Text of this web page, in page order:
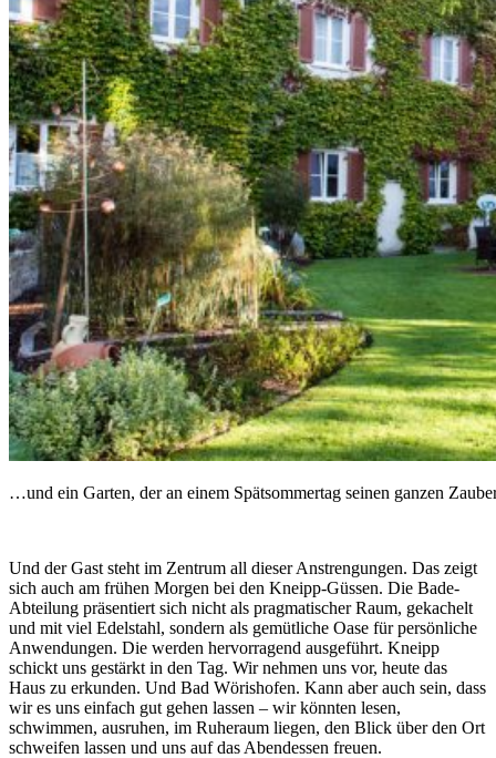
…und ein Garten, der an einem Spätsommertag seinen ganzen
Und der Gast steht im Zentrum all dieser Anstrengungen. Das zeigt
sich auch am frühen Morgen bei den Kneipp-Güssen. Die Bade-
Abteilung präsentiert sich nicht als pragmatischer Raum, gekachelt
und mit viel Edelstahl, sondern als gemütliche Oase für persönliche
Anwendungen. Die werden hervorragend ausgeführt. Kneipp
schickt uns gestärkt in den Tag. Wir nehmen uns vor, heute das
Haus zu erkunden. Und Bad Wörishofen. Kann aber auch sein, dass
wir es uns einfach gut gehen lassen – wir könnten lesen,
schwimmen, ausruhen, im Ruheraum liegen, den Blick über den Ort
schweifen lassen und uns auf das Abendessen freuen.